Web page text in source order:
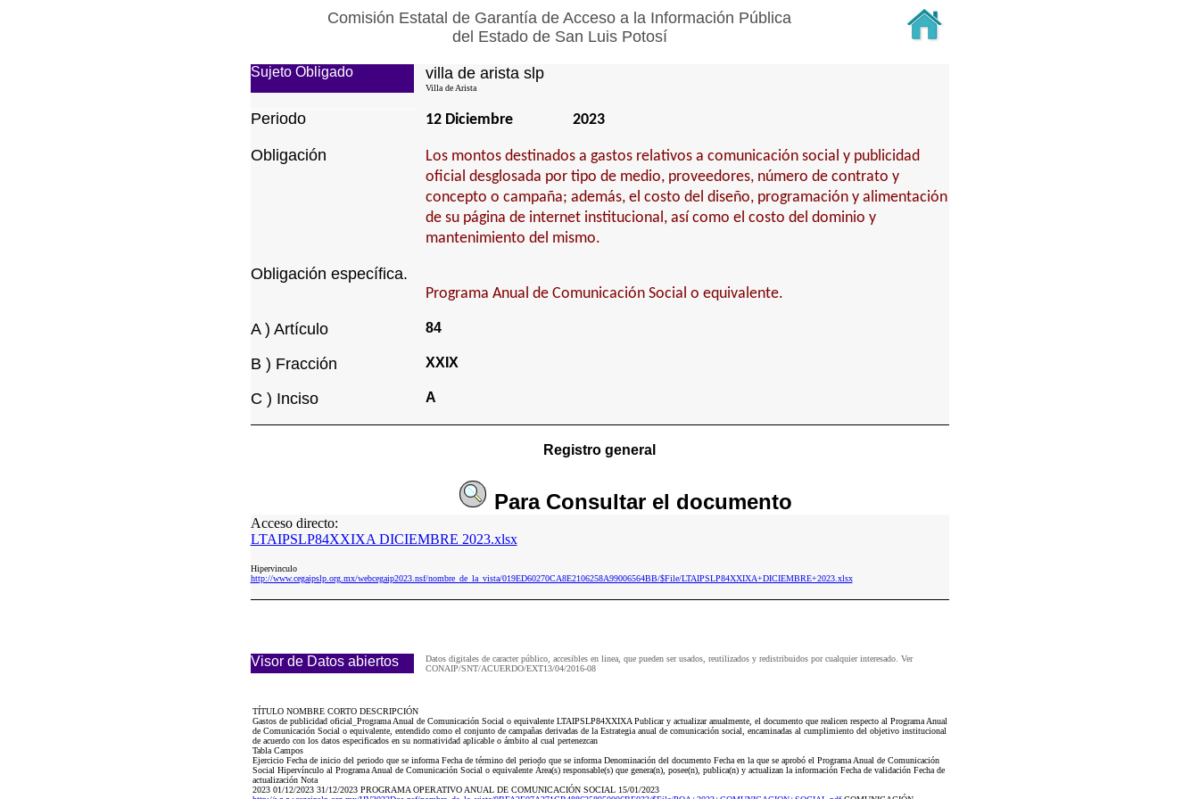
Comisión Estatal de Garantía de Acceso a la Información Pública
del Estado de San Luis Potosí
Sujeto Obligado villa de arista slp
Villa de Arista
Periodo 12 Diciembre 2023
Obligación
Los montos destinados a gastos relativos a comunicación social y publicidad
oficial desglosada por tipo de medio, proveedores, número de contrato y
concepto o campaña; además, el costo del diseño, programación y alimentación
de su página de internet institucional, así como el costo del dominio y
mantenimiento del mismo.
Obligación específica.
Programa Anual de Comunicación Social o equivalente.
A ) Artículo 84
B ) Fracción XXIX
C ) Inciso A
Registro general
Para Consultarel documento
Acceso directo:
LTAIPSLP84XXIXA DICIEMBRE 2023.xlsx
Hipervinculo
http://www.cegaipslp.org.mx/webcegaip2023.nsf/nombre_de_la_vista/019ED60270CA8E2106258A99006564BB/$File/LTAIPSLP84XXIXA+DICIEMBRE+2023.xlsx
Visor de Datos abiertos
Datos digitales de caracter público, accesibles en linea, que pueden ser usados, reutilizados y redistribuidos por cualquier interesado. Ver
CONAIP/SNT/ACUERDO/EXT13/04/2016-08
TÍTULO NOMBRE CORTO DESCRIPCIÓN
Gastos de publicidad oficial_Programa Anual de Comunicación Social o equivalente LTAIPSLP84XXIXA Publicar y actualizar anualmente, el documento que realicen respecto al Programa Anual
de Comunicación Social o equivalente, entendido como el conjunto de campañas derivadas de la Estrategia anual de comunicación social, encaminadas al cumplimiento del objetivo institucional
de acuerdo con los datos especificados en su normatividad aplicable o ámbito al cual pertenezcan
Tabla Campos
Ejercicio Fecha de inicio del periodo que se informa Fecha de término del periodo que se informa Denominación del documento Fecha en la que se aprobó el Programa Anual de Comunicación
Social Hipervínculo al Programa Anual de Comunicación Social o equivalente Área(s) responsable(s) que genera(n), posee(n), publica(n) y actualizan la información Fecha de validación Fecha de
actualización Nota
2023 01/12/2023 31/12/2023 PROGRAMA OPERATIVO ANUAL DE COMUNICACIÓN SOCIAL 15/01/2023